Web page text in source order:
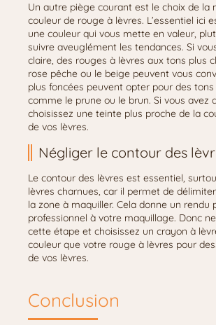
Un autre piège courant est le choix de la
couleur de rouge à lèvres. L’essentiel ici
une couleur qui vous mette en valeur,
suivre aveuglément les tendances. Si
claire, des rouges à lèvres aux tons plus
rose pêche ou le beige peuvent vous
plus foncées peuvent opter pour des
comme le prune ou le brun. Si vous avez
choisissez une teinte plus proche de la
de vos lèvres.
Négliger le contour des
Le contour des lèvres est essentiel,
lèvres charnues, car il permet de
la zone à maquiller. Cela donne un rendu
professionnel à votre maquillage. Donc
cette étape et choisissez un crayon à
couleur que votre rouge à lèvres pour
de vos lèvres.
Conclusion